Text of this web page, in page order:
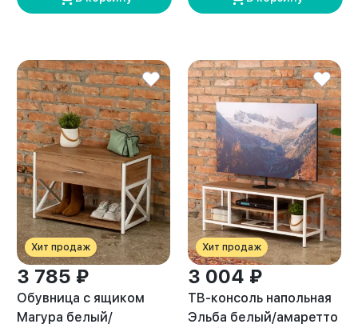
Хит продаж
3 785 ₽
Обувница с ящиком
Магура белый/
Хит продаж
3 004 ₽
ТВ-консоль напольная
Эльба белый/амаретто